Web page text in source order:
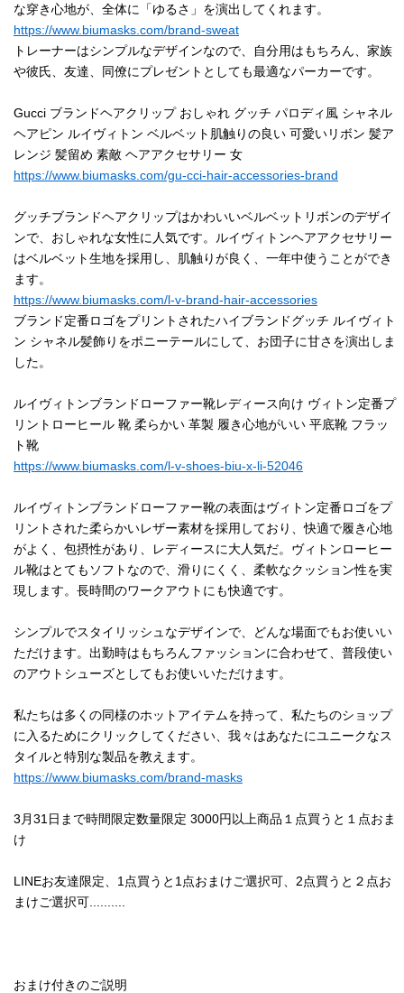
な穿き心地が、全体に「ゆるさ」を演出してくれます。
https://www.biumasks.com/brand-sweat
トレーナーはシンプルなデザインなので、自分用はもちろん、家族
や彼氏、友達、同僚にプレゼントとしても最適なパーカーです。
Gucci ブランドヘアクリップ おしゃれ グッチ パロディ風 シャネル
ヘアピン ルイヴィトン ベルベット肌触りの良い 可愛いリボン 髪ア
レンジ 髪留め 素敵 ヘアアクセサリー 女
https://www.biumasks.com/gu-cci-hair-accessories-brand
グッチブランドヘアクリップはかわいいベルベットリボンのデザイ
ンで、おしゃれな女性に人気です。ルイヴィトンヘアアクセサリー
はベルベット生地を採用し、肌触りが良く、一年中使うことができ
ます。
https://www.biumasks.com/l-v-brand-hair-accessories
ブランド定番ロゴをプリントされたハイブランドグッチ ルイヴィト
ン シャネル髪飾りをポニーテールにして、お団子に甘さを演出しま
した。
ルイヴィトンブランドローファー靴レディース向け ヴィトン定番プ
リントローヒール 靴 柔らかい 革製 履き心地がいい 平底靴 フラッ
ト靴
https://www.biumasks.com/l-v-shoes-biu-x-li-52046
ルイヴィトンブランドローファー靴の表面はヴィトン定番ロゴをプ
リントされた柔らかいレザー素材を採用しており、快適で履き心地
がよく、包摂性があり、レディースに大人気だ。ヴィトンローヒー
ル靴はとてもソフトなので、滑りにくく、柔軟なクッション性を実
現します。長時間のワークアウトにも快適です。
シンプルでスタイリッシュなデザインで、どんな場面でもお使いい
ただけます。出勤時はもちろんファッションに合わせて、普段使い
のアウトシューズとしてもお使いいただけます。
私たちは多くの同様のホットアイテムを持って、私たちのショップ
に入るためにクリックしてください、我々はあなたにユニークなス
タイルと特別な製品を教えます。
https://www.biumasks.com/brand-masks
3月31日まで時間限定数量限定 3000円以上商品１点買うと１点おま
け
LINEお友達限定、1点買うと1点おまけご選択可、2点買うと２点お
まけご選択可..........
おまけ付きのご説明